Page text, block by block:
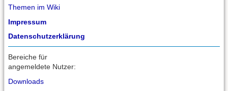
Themen im Wiki
Impressum
Datenschutzerklärung
Bereiche für
angemeldete Nutzer:
Downloads